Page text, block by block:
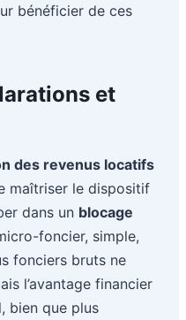
bénéficier de ces
et
des revenus locatifs
maîtriser le dispositif
dans un blocage
foncier, simple,
fonciers bruts ne
l’avantage financier
bien que plus